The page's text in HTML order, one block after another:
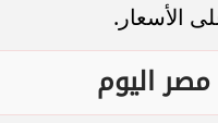
الأسعار.
اليوم